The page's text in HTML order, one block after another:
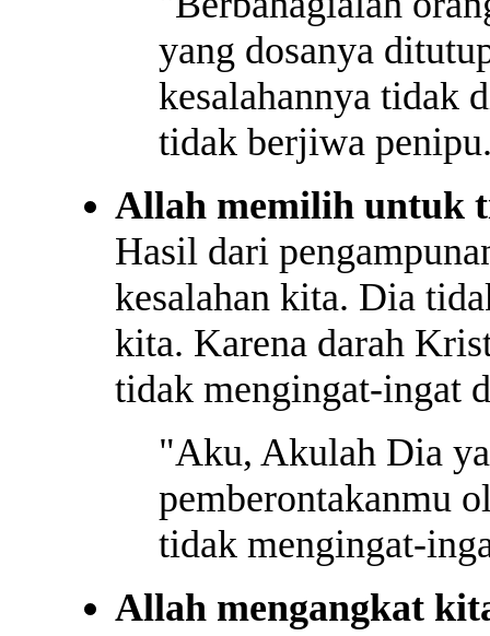
yang dosanya
kesalahannya tidak
tidak berjiwa
Allah memilih untuk
Hasil dari
kesalahan kita. Dia
kita. Karena darah
tidak mengingat-ingat
"Aku, Akulah Dia
pemberontakanmu
tidak mengingat-
Allah mengangkat